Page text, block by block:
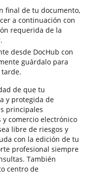
final de tu documento,
a continuación con
requerida de la
desde DocHub con
guárdalo para
de que tu
y protegida de
principales
comercio electrónico
libre de riesgos y
con la edición de tu
profesional siempre
También
centro de